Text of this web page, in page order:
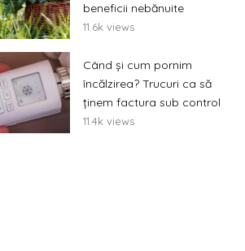
beneficii nebănuite
11.6k views
Când și cum pornim
încălzirea? Trucuri ca să
ținem factura sub control
11.4k views